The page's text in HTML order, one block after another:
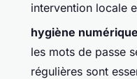
intervention locale
hygiène numérique
les mots de passe
régulières sont